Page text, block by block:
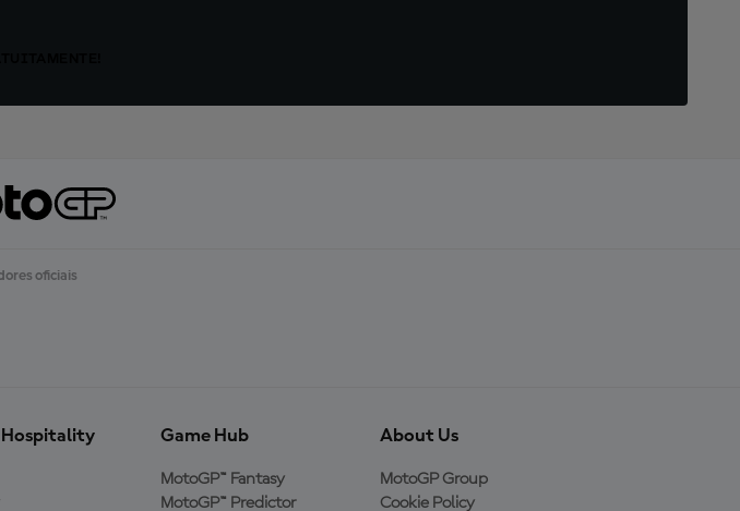
oficiais
Hospitality Game Hub
MotoGP™ Fantasy
MotoGP™ Predictor
About Us
MotoGP Group
Cookie Policy